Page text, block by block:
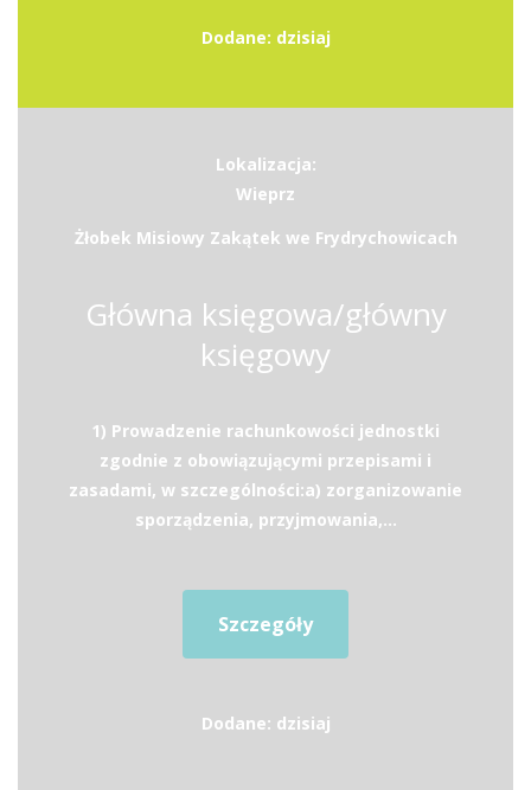
Dodane: dzisiaj
Lokalizacja:
Wieprz
Żłobek Misiowy Zakątek we Frydrychowicach
Główna księgowa/główny
księgowy
1) Prowadzenie rachunkowości jednostki
zgodnie z obowiązującymi przepisami i
zasadami, w szczególności:a) zorganizowanie
sporządzenia, przyjmowania,...
Szczegóły
Dodane: dzisiaj